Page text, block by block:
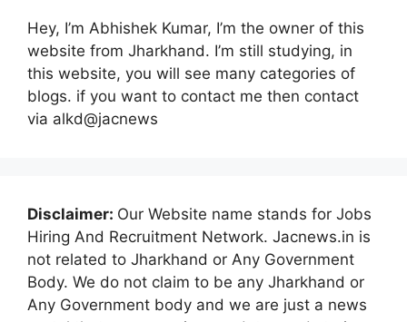
Hey, I’m Abhishek Kumar, I’m the owner of this
website from Jharkhand. I’m still studying, in
this website, you will see many categories of
blogs. if you want to contact me then contact
via alkd@jacnews
Disclaimer: Our Website name stands for Jobs
Hiring And Recruitment Network. Jacnews.in is
not related to Jharkhand or Any Government
Body. We do not claim to be any Jharkhand or
Any Government body and we are just a news